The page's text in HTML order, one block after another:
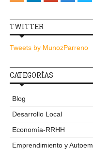
TWITTER
Tweets by MunozParreno
CATEGORÍAS
Blog
Desarrollo Local
Economía-RRHH
Emprendimiento y